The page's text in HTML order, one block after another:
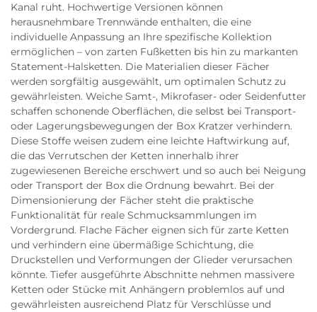
Kanal ruht. Hochwertige Versionen können
herausnehmbare Trennwände enthalten, die eine
individuelle Anpassung an Ihre spezifische Kollektion
ermöglichen – von zarten Fußketten bis hin zu markanten
Statement-Halsketten. Die Materialien dieser Fächer
werden sorgfältig ausgewählt, um optimalen Schutz zu
gewährleisten. Weiche Samt-, Mikrofaser- oder Seidenfutter
schaffen schonende Oberflächen, die selbst bei Transport-
oder Lagerungsbewegungen der Box Kratzer verhindern.
Diese Stoffe weisen zudem eine leichte Haftwirkung auf,
die das Verrutschen der Ketten innerhalb ihrer
zugewiesenen Bereiche erschwert und so auch bei Neigung
oder Transport der Box die Ordnung bewahrt. Bei der
Dimensionierung der Fächer steht die praktische
Funktionalität für reale Schmucksammlungen im
Vordergrund. Flache Fächer eignen sich für zarte Ketten
und verhindern eine übermäßige Schichtung, die
Druckstellen und Verformungen der Glieder verursachen
könnte. Tiefer ausgeführte Abschnitte nehmen massivere
Ketten oder Stücke mit Anhängern problemlos auf und
gewährleisten ausreichend Platz für Verschlüsse und